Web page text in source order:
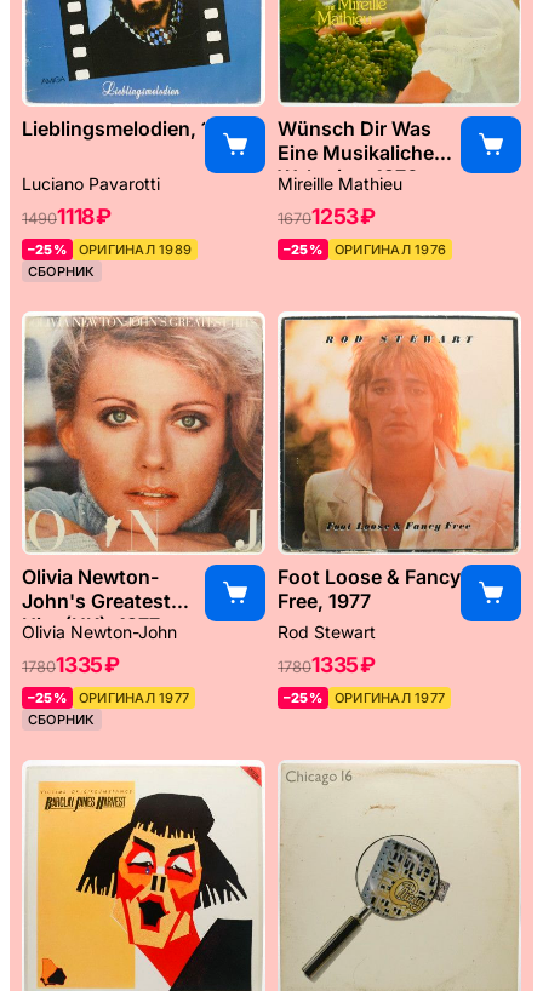
Lieblingsmelodien, 1989
Luciano Pavarotti
14901118 ₽
–25%
ОРИГИНАЛ 1989
СБОРНИК
Wünsch Dir Was
Eine Musikaliche
Weltreise, 1976
Mireille Mathieu
16701253 ₽
–25% ОРИГИНАЛ 1976
Olivia Newton-
John's Greatest
Hits (UK), 1977
Olivia Newton-John
17801335 ₽
–25%
ОРИГИНАЛ 1977
СБОРНИК
Foot Loose & Fancy
Free, 1977
Rod Stewart
17801335 ₽
–25% ОРИГИНАЛ 1977